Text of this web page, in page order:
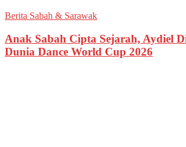
Berita Sabah & Sarawak
Anak Sabah Cipta Sejarah, Aydiel
Dunia Dance World Cup 2026